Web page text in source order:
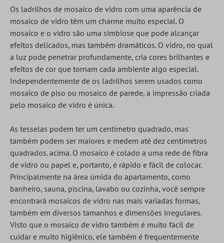
Os ladrilhos de mosaico de vidro com uma aparência de
mosaico de vidro têm um charme muito especial. O
mosaico e o vidro são uma simbiose que pode alcançar
efeitos delicados, mas também dramáticos. O vidro, no qual
a luz pode penetrar profundamente, cria cores brilhantes e
efeitos de cor que tornam cada ambiente algo especial.
Independentemente de os ladrilhos serem usados como
mosaico de piso ou mosaico de parede, a impressão criada
pelo mosaico de vidro é única.
As tesselas podem ter um centímetro quadrado, mas
também podem ser maiores e medem até dez centímetros
quadrados. acima. O mosaico é colado a uma rede de fibra
de vidro ou papel e, portanto, é rápido e fácil de colocar.
Principalmente na área úmida do apartamento, como
banheiro, sauna, piscina, lavabo ou cozinha, você sempre
encontrará mosaicos de vidro nas mais variadas formas,
também em diversos tamanhos e dimensões irregulares.
Visto que o mosaico de vidro também é muito fácil de
cuidar e muito higiênico, ele também é frequentemente